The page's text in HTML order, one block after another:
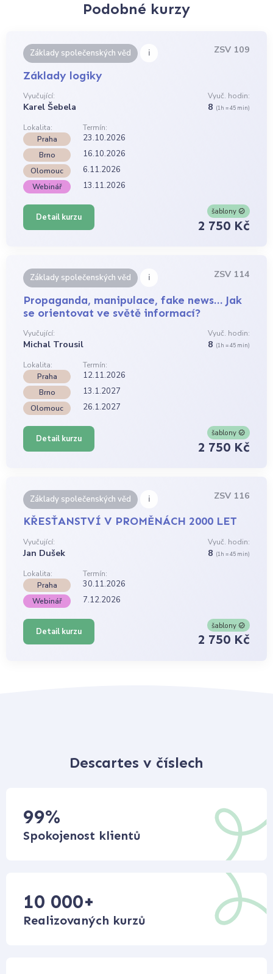
Podobné kurzy
Základy společenských věd i ZSV 109
Základy logiky
Vyučující:
Karel Šebela
Vyuč. hodin:
8 (1h = 45 min)
Lokalita:
Termín:
Praha
23.10.2026
Brno 16.10.2026
Olomouc 6.11.2026
Webinář 13.11.2026
Detail kurzu
šablony
2 750 Kč
Základy společenských věd i ZSV 114
Propaganda, manipulace, fake news… Jak
se orientovat ve světě informací?
Vyučující:
Michal Trousil
Vyuč. hodin:
8 (1h = 45 min)
Lokalita:
Termín:
Praha
12.11.2026
Brno 13.1.2027
Olomouc 26.1.2027
Detail kurzu
šablony
2 750 Kč
Základy společenských věd i ZSV 116
KŘESŤANSTVÍ V PROMĚNÁCH 2000 LET
Vyučující:
Jan Dušek
Vyuč. hodin:
8 (1h = 45 min)
Lokalita:
Termín:
Praha
30.11.2026
Webinář 7.12.2026
Detail kurzu
šablony
2 750 Kč
Descartes v číslech
99%
Spokojenost klientů
10 000+
Realizovaných kurzů